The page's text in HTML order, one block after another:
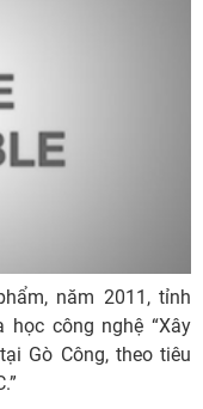
năm 2011, tỉnh
công nghệ “Xây
Gò Công, theo tiêu